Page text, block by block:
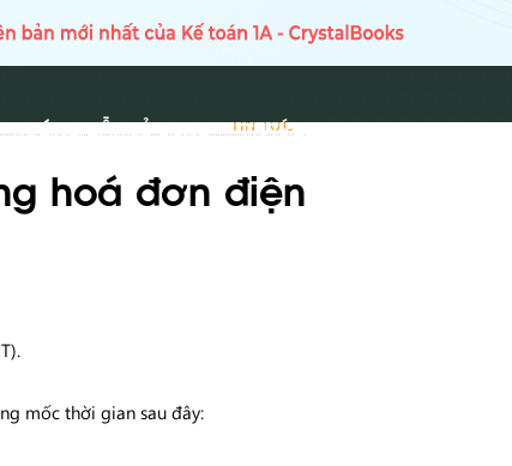
HƯỚNG DẪN SỬ DỤNG TIN TỨC
TIN TỨC
hoá đơn điện
mốc thời gian sau đây: